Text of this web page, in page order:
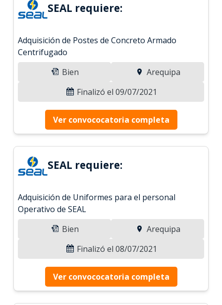
SEAL requiere:
Adquisición de Postes de Concreto Armado
Centrifugado
Bien
Arequipa
Finalizó el 09/07/2021
Ver convococatoria completa
SEAL requiere:
Adquisición de Uniformes para el personal
Operativo de SEAL
Bien
Arequipa
Finalizó el 08/07/2021
Ver convococatoria completa